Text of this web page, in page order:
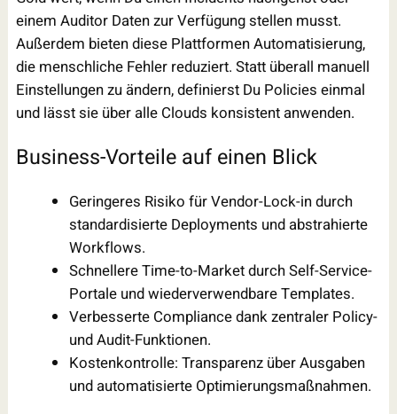
einem Auditor Daten zur Verfügung stellen musst.
Außerdem bieten diese Plattformen Automatisierung,
die menschliche Fehler reduziert. Statt überall manuell
Einstellungen zu ändern, definierst Du Policies einmal
und lässt sie über alle Clouds konsistent anwenden.
Business-Vorteile auf einen Blick
Geringeres Risiko für Vendor-Lock-in durch
standardisierte Deployments und abstrahierte
Workflows.
Schnellere Time-to-Market durch Self-Service-
Portale und wiederverwendbare Templates.
Verbesserte Compliance dank zentraler Policy-
und Audit-Funktionen.
Kostenkontrolle: Transparenz über Ausgaben
und automatisierte Optimierungsmaßnahmen.